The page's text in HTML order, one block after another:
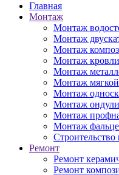
Главная
Монтаж
Монтаж
Монтаж
Монтаж
Монтаж кровли
Монтаж
Монтаж
Монтаж
Монтаж
Монтаж
Монтаж
Строительство
Ремонт
Ремонт
Ремонт